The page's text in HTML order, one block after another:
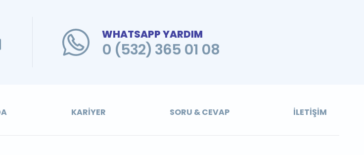
WHATSAPP YARDIM
0 (532) 365 01 08
KARIYER SORU & CEVAP İLETIŞIM